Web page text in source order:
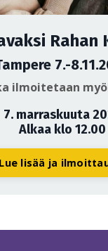
Rahan
7.-
ilmoitetaan
7. marraskuuta
Alkaa klo 12.00
Lue lisää ja